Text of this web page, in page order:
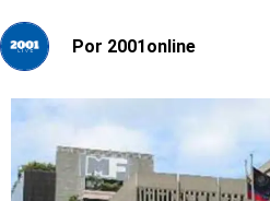
Por 2001online